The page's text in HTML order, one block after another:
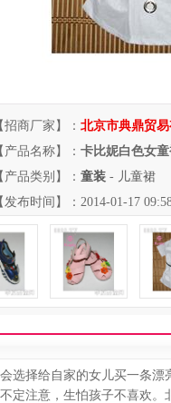
招商厂家】： 北京市典鼎贸易
产品名称】： 卡比妮白色女
产品类别】： 童装 - 儿童裙
发布时间】：2014-01-17
择给自家的女儿买一条漂
定注意，生怕孩子不喜欢